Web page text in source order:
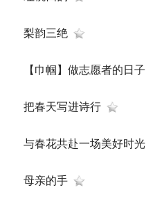
梨韵三绝
【巾帼】做志愿者的日子
把春天写进诗行
与春花共赴一场美好时光
母亲的手